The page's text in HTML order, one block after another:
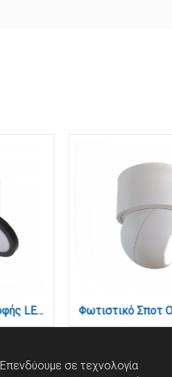
Φωτιστικό Σποτ Οροφής LED 7W, 3CCT, Μαύρο, 100°, 8,7x6cm (9088-Black)
Επενδύουμε σε τεχνολογία